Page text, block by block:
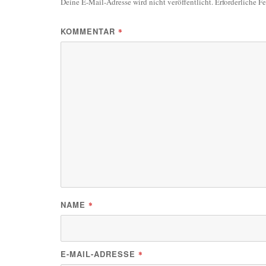
KOMMENTAR *
NAME *
E-MAIL-ADRESSE *